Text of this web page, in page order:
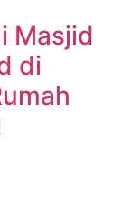
Masjid
di